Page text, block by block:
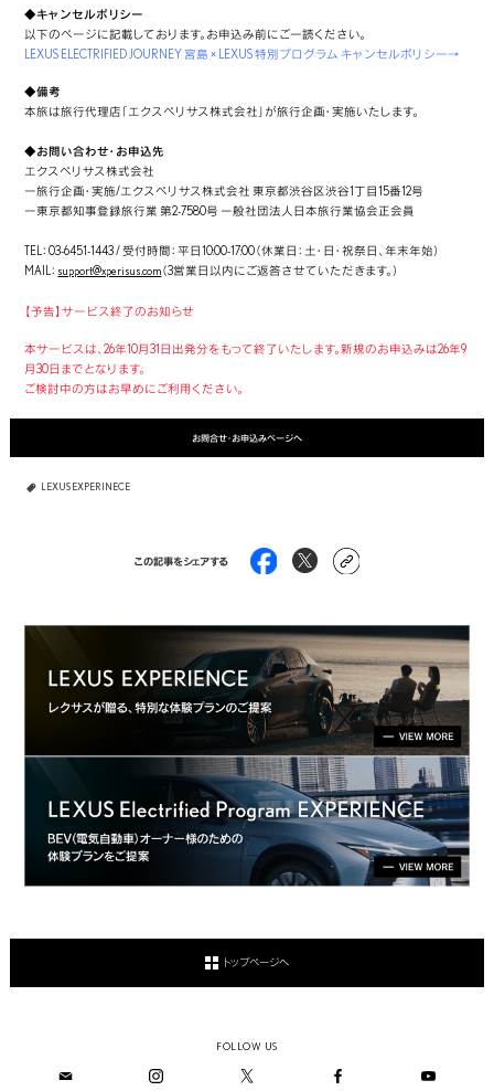
◆キャンセルポリシー
以下のページに記載しております。お申込み前にご⼀読ください。
LEXUS ELECTRIFIED JOURNEY 宮島 × LEXUS 特別プログラム キャンセルポリシー→
◆備考
本旅は旅行代理店「エクスペリサス株式会社」が旅行企画・実施いたします。
◆お問い合わせ・お申込先
エクスペリサス株式会社
ー旅行企画・実施/エクスペリサス株式会社 東京都渋谷区渋谷1丁目15番12号
ー東京都知事登録旅行業 第2-7580号 一般社団法人日本旅行業協会正会員
TEL：03-6451-1443 / 受付時間：平日10:00-17:00（休業日：土・日・祝祭日、年末年始）
MAIL： support@xperisus.com（3営業日以内にご返答させていただきます。）
【予告】サービス終了のお知らせ
本サービスは、26年10月31日出発分をもって終了いたします。新規のお申込みは26年9
月30日までとなります。
ご検討中の方はお早めにご利用ください。
お問合せ・お申込みページへ
LEXUS EXPERINECE
この記事をシェアする
トップページへ
FOLLOW US